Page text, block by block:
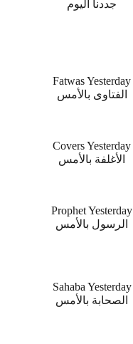
جددنا اليوم
Fatwas Yesterday
الفتاوى بالأمس
Covers Yesterday
الأغلفة بالأمس
Prophet Yesterday
الرسول بالأمس
Sahaba Yesterday
الصحابة بالأمس